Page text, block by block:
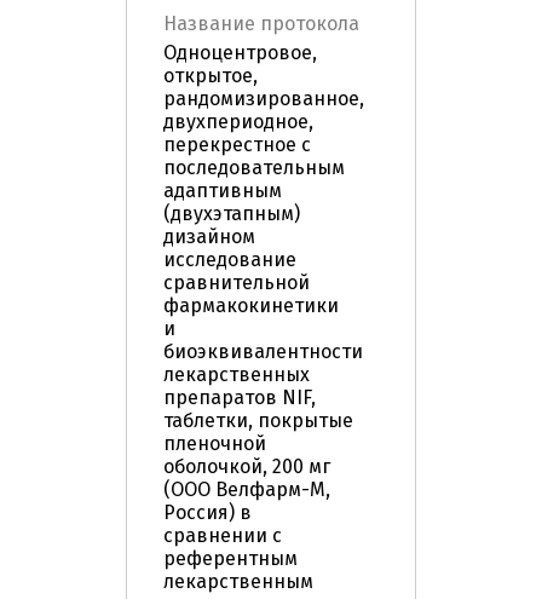
Название протокола
Одноцентровое,
открытое,
рандомизированное,
двухпериодное,
перекрестное c
последовательным
адаптивным
(двухэтапным)
дизайном
исследование
сравнительной
фармакокинетики
и
биоэквивалентности
лекарственных
препаратов NIF,
таблетки, покрытые
пленочной
оболочкой, 200 мг
(ООО Велфарм-М,
Россия) в
сравнении с
референтным
лекарственным